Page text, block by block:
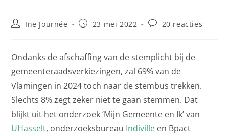
Ine Journée 23 mei 2022 20 reacties
Ondanks de afschaffing van de stemplicht bij de
gemeenteraadsverkiezingen, zal 69% van de
Vlamingen in 2024 toch naar de stembus trekken.
Slechts 8% zegt zeker niet te gaan stemmen. Dat
blijkt uit het onderzoek ‘Mijn Gemeente en Ik’ van
UHasselt, onderzoeksbureau Indiville en Bpact